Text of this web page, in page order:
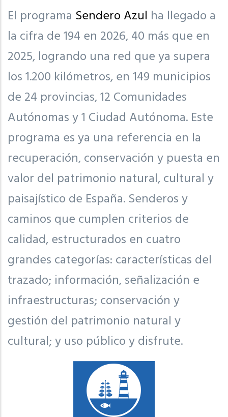
El programa Sendero Azul ha llegado a
la cifra de 194 en 2026, 40 más que en
2025, logrando una red que ya supera
los 1.200 kilómetros, en 149 municipios
de 24 provincias, 12 Comunidades
Autónomas y 1 Ciudad Autónoma. Este
programa es ya una referencia en la
recuperación, conservación y puesta en
valor del patrimonio natural, cultural y
paisajístico de España. Senderos y
caminos que cumplen criterios de
calidad, estructurados en cuatro
grandes categorías: características del
trazado; información, señalización e
infraestructuras; conservación y
gestión del patrimonio natural y
cultural; y uso público y disfrute.